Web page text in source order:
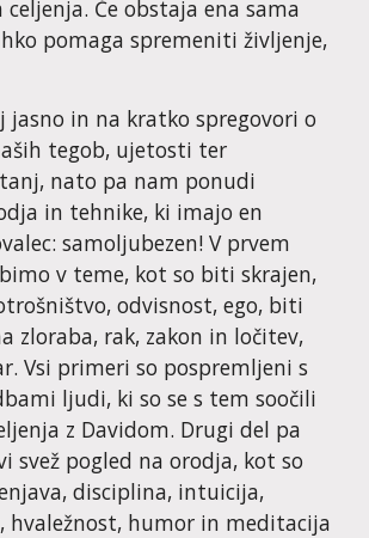
Če obstaja ena sama
pomaga spremeniti življenje,
jasno in na kratko spregovori o
tegob, ujetosti ter
nato pa nam ponudi
in tehnike, ki imajo en
samoljubezen! V prvem
v teme, kot so biti skrajen,
odvisnost, ego, biti
zloraba, rak, zakon in ločitev,
Vsi primeri so pospremljeni s
ljudi, ki so se s tem soočili
z Davidom. Drugi del pa
svež pogled na orodja, kot so
disciplina, intuicija,
hvaležnost, humor in meditacija